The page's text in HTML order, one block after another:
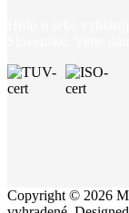
Copyright © 2026